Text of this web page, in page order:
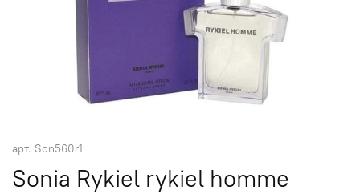
арт. Son560r1
Sonia Rykiel rykiel homme